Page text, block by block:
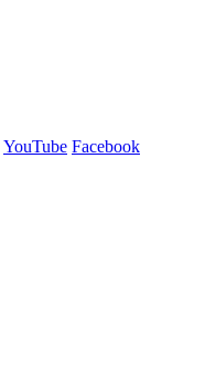
YouTube Facebook